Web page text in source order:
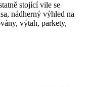
stojící vile se
nádherný výhled na
výtah, parkety,